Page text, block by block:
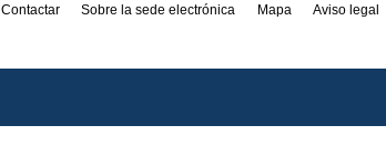
Contactar Sobre la sede electrónica Mapa Aviso legal